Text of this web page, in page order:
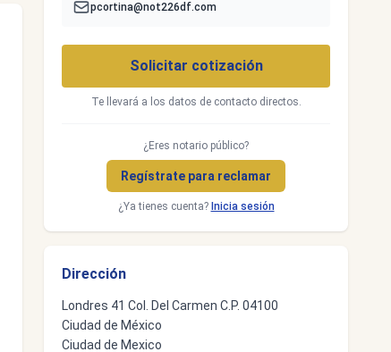
pcortina@not226df.com
Solicitar cotización
Te llevará a los datos de contacto directos.
¿Eres notario público?
Regístrate para reclamar
¿Ya tienes cuenta? Inicia sesión
Dirección
Londres 41 Col. Del Carmen C.P. 04100
Ciudad de México
Ciudad de Mexico